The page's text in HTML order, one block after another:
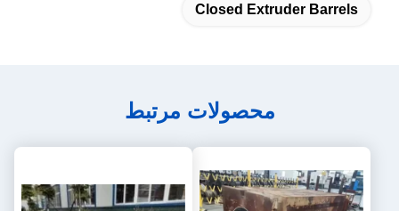
Closed Extruder Barrels
محصولات مرتبط